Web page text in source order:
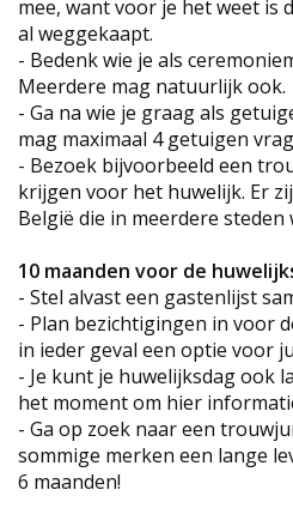
mee, want voor je het weet is
al weggekaapt.
- Bedenk wie je als
Meerdere mag natuurlijk ook.
- Ga na wie je graag als
mag maximaal 4 getuigen
- Bezoek bijvoorbeeld een
krijgen voor het huwelijk. Er
België die in meerdere
10 maanden voor de
- Stel alvast een gastenlijst
- Plan bezichtigingen in voor
in ieder geval een optie voor
- Je kunt je huwelijksdag ook
het moment om hier
- Ga op zoek naar een
sommige merken een lange
6 maanden!